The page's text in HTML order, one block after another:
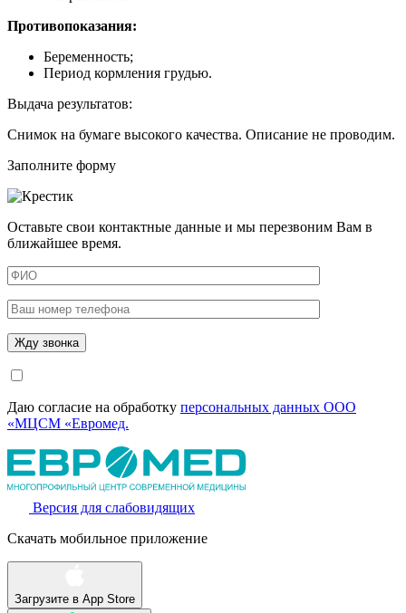
Противопоказания:
Беременность;
Период кормления грудью.
Выдача результатов:
Снимок на бумаге высокого качества. Описание не проводим.
Заполните форму
Оставьте свои контактные данные и мы перезвоним Вам в
ближайшее время.
Даю согласие на обработку персональных данных ООО
«МЦСМ «Евромед.
Версия для слабовидящих
Скачать мобильное приложение
Загрузите в App Store